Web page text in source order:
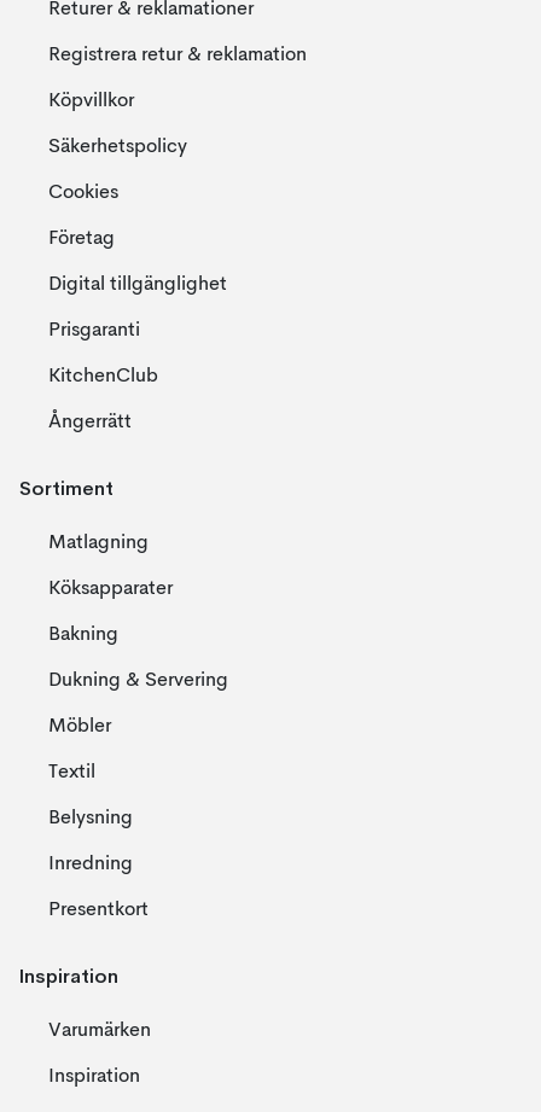
Returer & reklamationer
Registrera retur & reklamation
Köpvillkor
Säkerhetspolicy
Cookies
Företag
Digital tillgänglighet
Prisgaranti
KitchenClub
Ångerrätt
Sortiment
Matlagning
Köksapparater
Bakning
Dukning & Servering
Möbler
Textil
Belysning
Inredning
Presentkort
Inspiration
Varumärken
Inspiration